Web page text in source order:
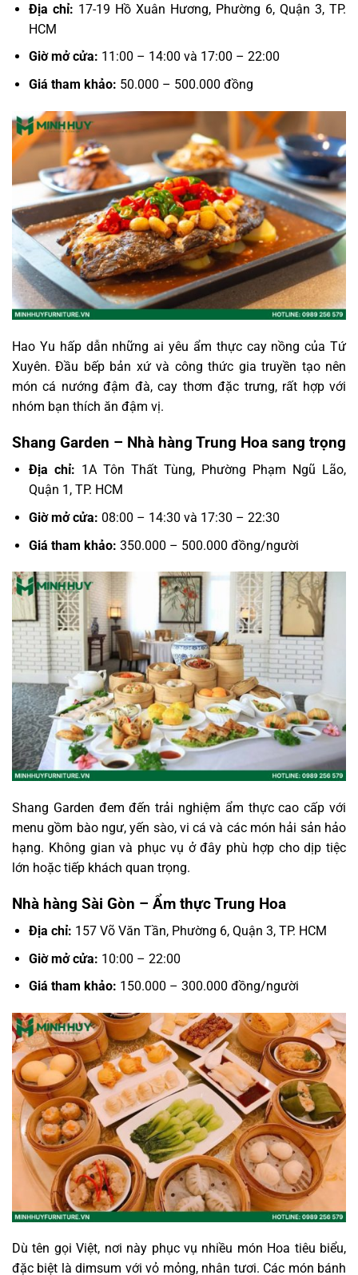
Địa chỉ: 17-19 Hồ Xuân Hương, Phường 6, Quận 3, TP.
HCM
Giờ mở cửa: 11:00 – 14:00 và 17:00 – 22:00
Giá tham khảo: 50.000 – 500.000 đồng
Hao Yu hấp dẫn những ai yêu ẩm thực cay nồng của Tứ
Xuyên. Đầu bếp bản xứ và công thức gia truyền tạo nên
món cá nướng đậm đà, cay thơm đặc trưng, rất hợp với
nhóm bạn thích ăn đậm vị.
Shang Garden – Nhà hàng Trung Hoa sang trọng
Địa chỉ: 1A Tôn Thất Tùng, Phường Phạm Ngũ Lão,
Quận 1, TP. HCM
Giờ mở cửa: 08:00 – 14:30 và 17:30 – 22:30
Giá tham khảo: 350.000 – 500.000 đồng/người
Shang Garden đem đến trải nghiệm ẩm thực cao cấp với
menu gồm bào ngư, yến sào, vi cá và các món hải sản hảo
hạng. Không gian và phục vụ ở đây phù hợp cho dịp tiệc
lớn hoặc tiếp khách quan trọng.
Nhà hàng Sài Gòn – Ẩm thực Trung Hoa
Địa chỉ: 157 Võ Văn Tần, Phường 6, Quận 3, TP. HCM
Giờ mở cửa: 10:00 – 22:00
Giá tham khảo: 150.000 – 300.000 đồng/người
Dù tên gọi Việt, nơi này phục vụ nhiều món Hoa tiêu biểu,
đặc biệt là dimsum với vỏ mỏng, nhân tươi. Các món bánh